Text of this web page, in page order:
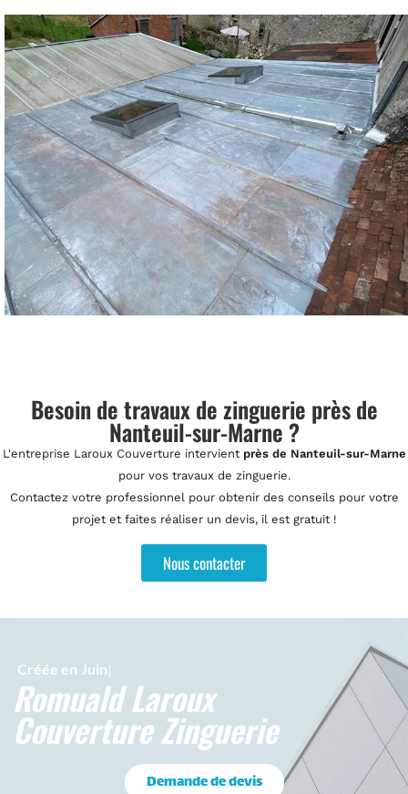
Besoin de travaux de zinguerie près de
Nanteuil-sur-Marne ?
L'entreprise Laroux Couverture intervient près de Nanteuil-sur-Marne
pour vos travaux de zinguerie.
Contactez votre professionnel pour obtenir des conseils pour votre
projet et faites réaliser un devis, il est gratuit !
Nous contacter
Créée en J
Romuald Laroux
Couverture Zinguerie
Demande de devis